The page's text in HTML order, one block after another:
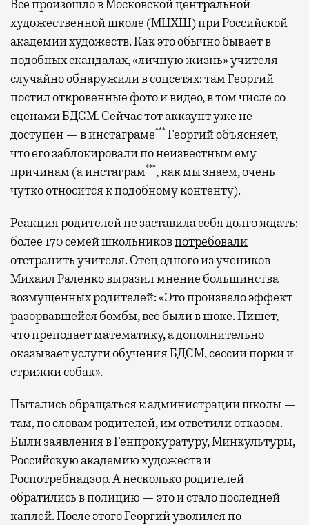
Все произошло в Московской центральной
художественной школе (МЦХШ) при Российской
академии художеств. Как это обычно бывает в
подобных скандалах, «личную жизнь» учителя
случайно обнаружили в соцсетях: там Георгий
постил откровенные фото и видео, в том числе со
сценами БДСМ. Сейчас тот аккаунт уже не
доступен — в инстаграме***Георгий объясняет,
что его заблокировали по неизвестным ему
причинам (а инстаграм***, как мы знаем, очень
чутко относится к подобному контенту).
Реакция родителей не заставила себя долго ждать:
более 170 семей школьниковпотребовали
отстранить учителя. Отец одного из учеников
Михаил Раленко выразил мнение большинства
возмущенных родителей: «Это произвело эффект
разорвавшейся бомбы, все были в шоке. Пишет,
что преподает математику, а дополнительно
оказывает услуги обучения БДСМ, сессии порки и
стрижки собак».
Пытались обращаться к администрации школы —
там, по словам родителей, им ответили отказом.
Были заявления в Генпрокуратуру, Минкультуры,
Российскую академию художеств и
Роспотребнадзор. А несколько родителей
обратились в полицию — это и стало последней
каплей. После этого Георгий уволился по